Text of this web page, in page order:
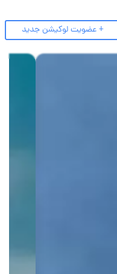
+ عضویت لوکیشن جدید